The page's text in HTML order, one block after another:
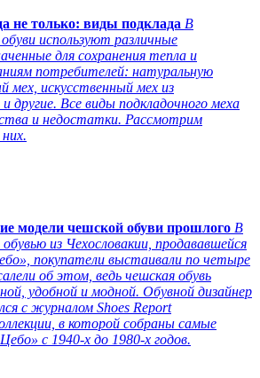
не только: виды подклада В
используют различные
для сохранения тепла и
потребителей: натуральную
мех, искусственный мех из
другие. Все виды подкладочного меха
и недостатки. Рассмотрим
модели чешской обуви прошлого В
из Чехословакии, продававшейся
покупатели выстаивали по четыре
об этом, ведь чешская обувь
удобной и модной. Обувной дизайнер
с журналом Shoes Report
в которой собраны самые
с 1940-х до 1980-х годов.